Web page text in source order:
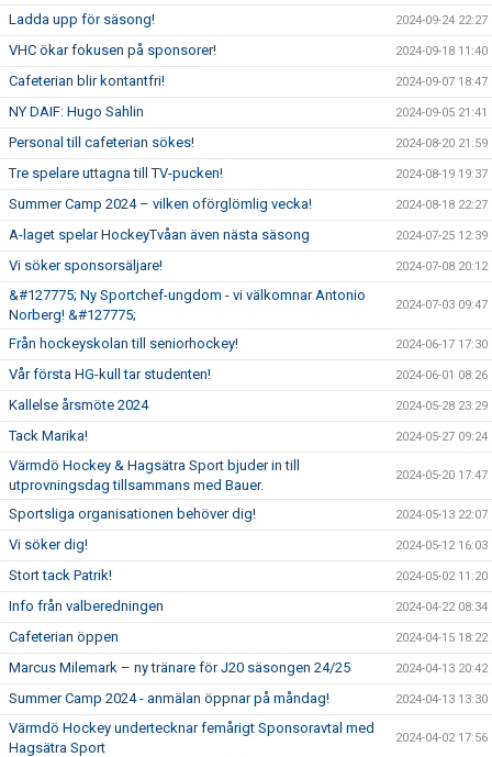
Ladda upp för säsong! 2024-09-24 22:27
VHC ökar fokusen på sponsorer! 2024-09-18 11:40
Cafeterian blir kontantfri! 2024-09-07 18:47
NY DAIF: Hugo Sahlin 2024-09-05 21:41
Personal till cafeterian sökes! 2024-08-20 21:59
Tre spelare uttagna till TV-pucken! 2024-08-19 19:37
Summer Camp 2024 – vilken oförglömlig vecka! 2024-08-18 22:27
A-laget spelar HockeyTvåan även nästa säsong 2024-07-25 12:39
Vi söker sponsorsäljare! 2024-07-08 20:12
&#127775; Ny Sportchef-ungdom - vi välkomnar Antonio
Norberg! &#127775;
2024-07-03 09:47
Från hockeyskolan till seniorhockey! 2024-06-17 17:30
Vår första HG-kull tar studenten! 2024-06-01 08:26
Kallelse årsmöte 2024 2024-05-28 23:29
Tack Marika! 2024-05-27 09:24
Värmdö Hockey & Hagsätra Sport bjuder in till
utprovningsdag tillsammans med Bauer.
2024-05-20 17:47
Sportsliga organisationen behöver dig! 2024-05-13 22:07
Vi söker dig! 2024-05-12 16:03
Stort tack Patrik! 2024-05-02 11:20
Info från valberedningen 2024-04-22 08:34
Cafeterian öppen 2024-04-15 18:22
Marcus Milemark – ny tränare för J20 säsongen 24/25 2024-04-13 20:42
Summer Camp 2024 - anmälan öppnar på måndag! 2024-04-13 13:30
Värmdö Hockey undertecknar femårigt Sponsoravtal med
Hagsätra Sport
2024-04-02 17:56